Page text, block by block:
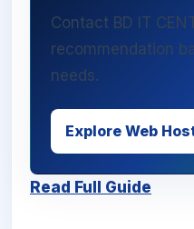
Contact BD IT
recommendation
needs.
Explore Web
Read Full Guide